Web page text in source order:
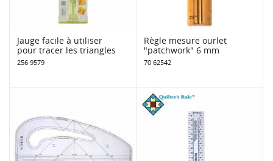
Jauge facile à utiliser
pour tracer les triangles
256 9579
Règle mesure ourlet
"patchwork" 6 mm
70 62542